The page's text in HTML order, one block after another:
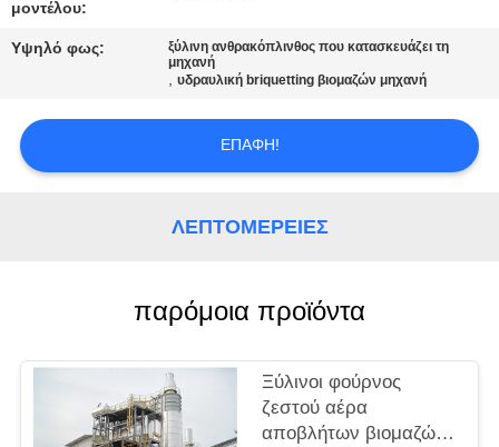
ΙΣΤΟΛΌΓΙΟ
ΖΗΤΉΣΤΕ
ΜΙΑ
ΠΡΟΣΦΟΡΆ
PRIVACY
POLICY
μοντέλου:
Υψηλό φως:
ξύλινη ανθρακόπλινθος που κατασκευάζει τη
μηχανή
,υδραυλική briquetting βιομαζών μηχανή
ΕΠΑΦΉ!
ΛΕΠΤΟΜΈΡΕΙΕΣ
παρόμοια προϊόντα
Ξύλινοι φούρνος
ζεστού αέρα
αποβλήτων βιομαζών